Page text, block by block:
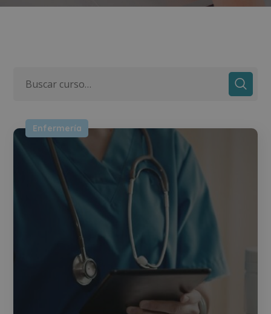
Enfermería